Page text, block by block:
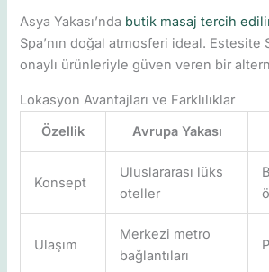
Asya Yakası’nda butik masaj tercih
Spa’nın doğal atmosferi ideal. Estesite
onaylı ürünleriyle güven veren bir
Lokasyon Avantajları ve Farklılıklar
Özellik
Avrupa Yakası
Konsept
Uluslararası lüks
oteller
Ulaşım
Merkezi metro
bağlantıları